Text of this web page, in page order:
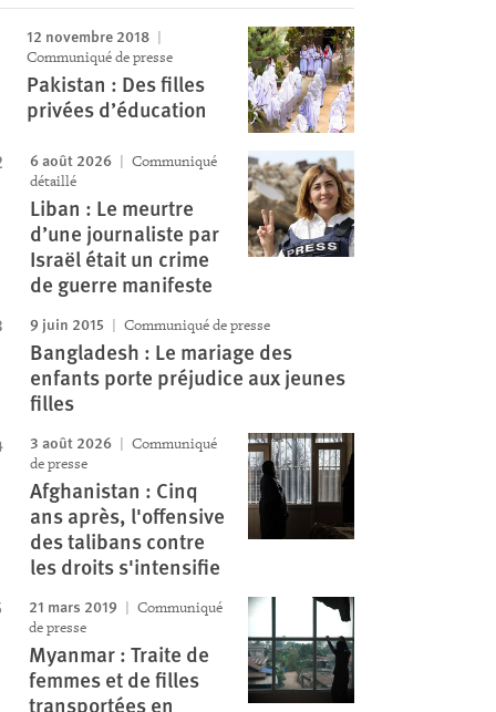
12 novembre 2018
Communiqué de presse
Pakistan : Des filles
privées d’éducation
6 août 2026
Communiqué
détaillé
Liban : Le meurtre
d’une journaliste par
Israël était un crime
de guerre manifeste
9 juin 2015 Communiqué de presse
Bangladesh : Le mariage des
enfants porte préjudice aux jeunes
filles
3 août 2026
Communiqué
de presse
Afghanistan : Cinq
ans après, l'offensive
des talibans contre
les droits s'intensifie
21 mars 2019
Communiqué
de presse
Myanmar : Traite de
femmes et de filles
transportées en